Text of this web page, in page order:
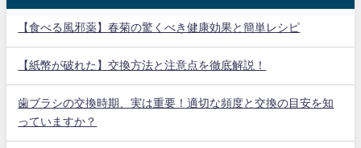
【食べる風邪薬】春菊の驚くべき健康効果と簡単レシピ
【紙幣が破れた】交換方法と注意点を徹底解説！
歯ブラシの交換時期、実は重要！適切な頻度と交換の目安を知
っていますか？